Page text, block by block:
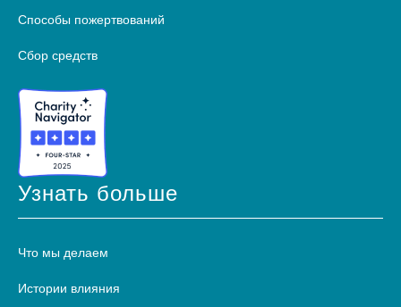
Способы пожертвований
Сбор средств
Узнать больше
Что мы делаем
Истории влияния